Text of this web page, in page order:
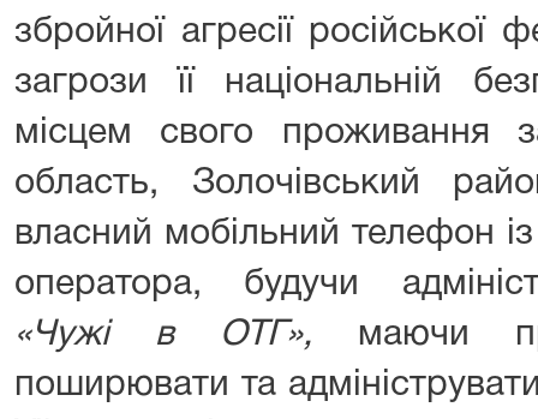
збройної агресії російської
загрози її національній
місцем свого проживання
область, Золочівський
власний мобільний телефон
оператора, будучи
«Чужі в ОТГ», маючи
поширювати та